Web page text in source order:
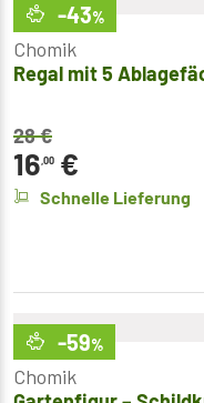
-43%
Chomik
Regal mit 5
28€
16,00 €
Schnelle Lieferung
-59%
Chomik